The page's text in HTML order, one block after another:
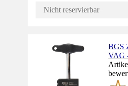
Nicht reservierbar
BGS
VAG